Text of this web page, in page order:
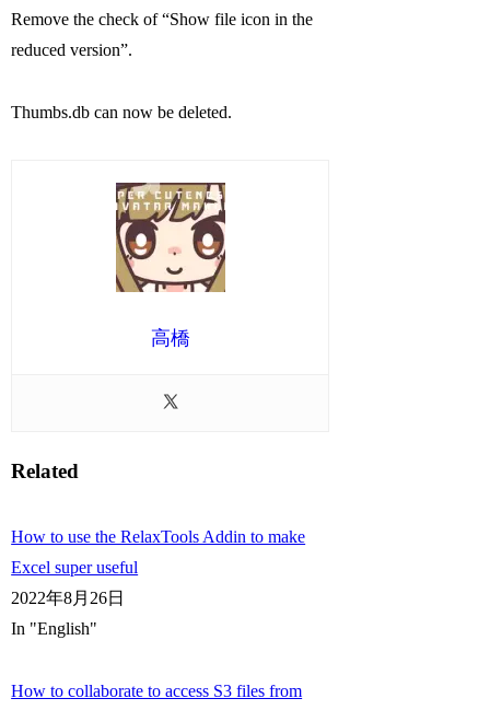
Remove the check of “Show file icon in the
reduced version”.
Thumbs.db can now be deleted.
高橋
Related
How to use the RelaxTools Addin to make
Excel super useful
2022年8月26日
In "English"
How to collaborate to access S3 files from